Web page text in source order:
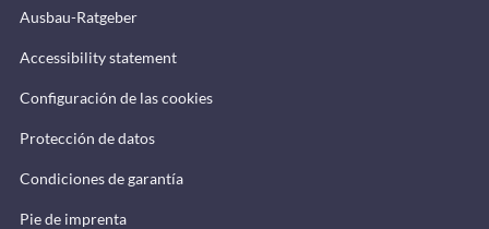
Ausbau-Ratgeber
Accessibility statement
Configuración de las cookies
Protección de datos
Condiciones de garantía
Pie de imprenta